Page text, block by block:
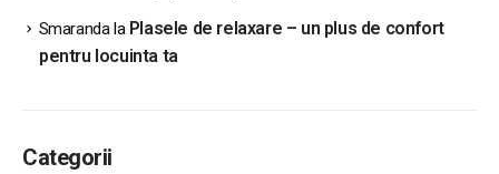
Smarandala Plasele de relaxare – un plus de confort
pentru locuinta ta
Categorii